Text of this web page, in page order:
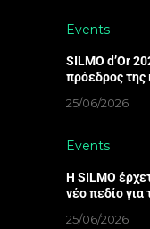
Events
SILMO d’Or
πρόεδρος της
25/06/2026
Events
Η SILMO
νέο πεδίο για
25/06/2026